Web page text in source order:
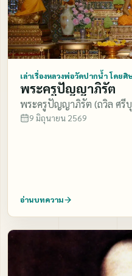
เล่าเรื่องหลวงพ่อวัดปากน้ำ โดย
พระครูปัญญาภิรัต
พระครูปัญญาภิรัต (ถวิล ศรี
9 มิถุนายน 2569
อ่านบทความ